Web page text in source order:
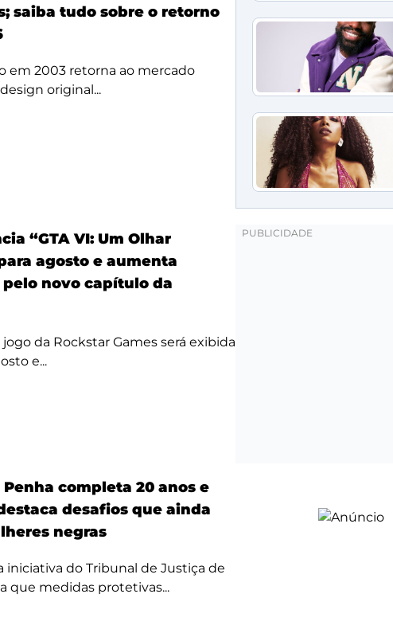
saiba tudo sobre o retorno
em 2003 retorna ao mercado
original...
“GTA VI: Um Olhar
agosto e aumenta
novo capítulo da
da Rockstar Games será exibida
e...
completa 20 anos e
desafios que ainda
negras
iniciativa do Tribunal de Justiça de
que medidas protetivas...